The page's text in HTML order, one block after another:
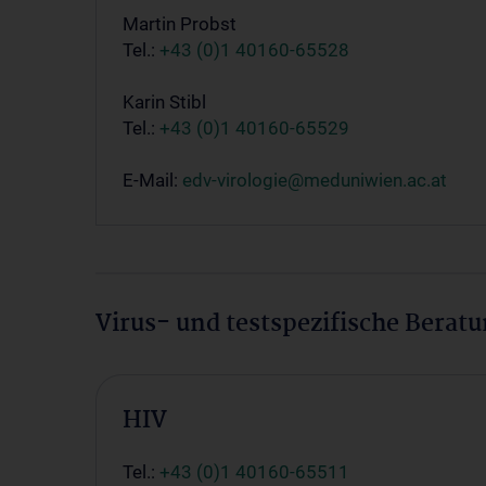
Martin Probst
Tel.: +43 (0)1 40160-65528
Karin Stibl
Tel.: +43 (0)1 40160-65529
E-Mail: edv-virologie@meduniwien.ac.at
Virus- und testspezifische
HIV
Tel.: +43 (0)1 40160-65511